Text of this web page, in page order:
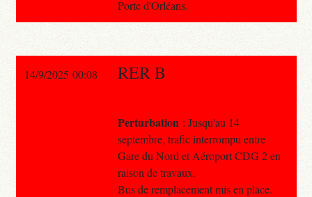
Porte d'Orléans.
14/9/2025 00:08 RER B
Perturbation : Jusqu'au 14
septembre, trafic interrompu entre
Gare du Nord et Aéroport CDG 2 en
raison de travaux.
Bus de remplacement mis en place.